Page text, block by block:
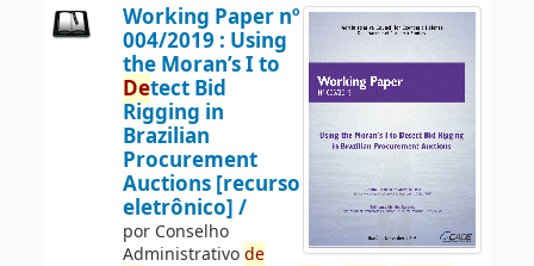
Working Paper nº
004/2019 : Using
the Moran’s I to
Detect Bid
Rigging in
Brazilian
Procurement
Auctions [recurso
eletrônico] /
por Conselho
Administrativode